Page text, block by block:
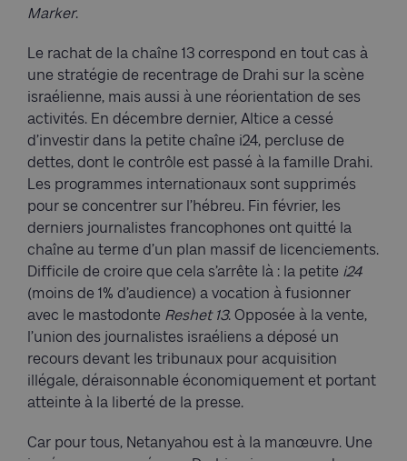
Marker.
Le rachat de la chaîne 13 correspond en tout cas à
une stratégie de recentrage de Drahi sur la scène
israélienne, mais aussi à une réorientation de ses
activités. En décembre dernier, Altice a cessé
d’investir dans la petite chaîne i24, percluse de
dettes, dont le contrôle est passé à la famille Drahi.
Les programmes internationaux sont supprimés
pour se concentrer sur l’hébreu. Fin février, les
derniers journalistes francophones ont quitté la
chaîne au terme d’un plan massif de licenciements.
Difficile de croire que cela s’arrête là : la petite i24
(moins de 1% d’audience) a vocation à fusionner
avec le mastodonte Reshet 13. Opposée à la vente,
l’union des journalistes israéliens a déposé un
recours devant les tribunaux pour acquisition
illégale, déraisonnable économiquement et portant
atteinte à la liberté de la presse.
Car pour tous, Netanyahou est à la manœuvre. Une